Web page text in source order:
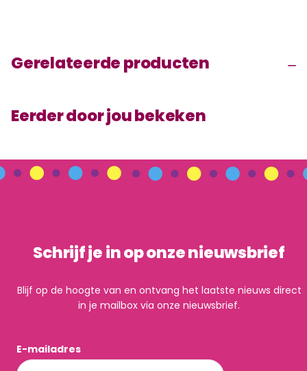
Gerelateerde producten
Eerder door jou bekeken
Schrijf je in op onze nieuwsbrief
Blijf op de hoogte van en ontvang het laatste nieuws direct
in je mailbox via onze nieuwsbrief.
E-mailadres